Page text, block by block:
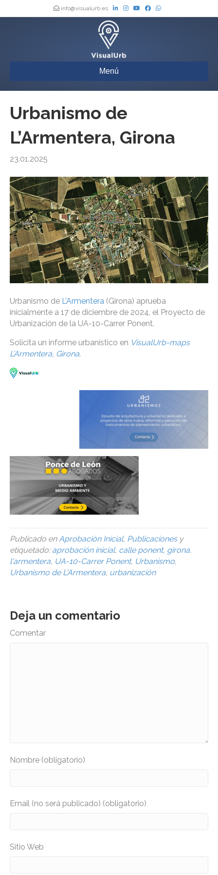
info@visualurb.es
Menú
Urbanismo de
L’Armentera, Girona
23.01.2025
Urbanismo de L’Armentera (Girona) aprueba
inicialmente a 17 de diciembre de 2024, el Proyecto de
Urbanización de la UA-10-Carrer Ponent.
Solicita un informe urbanístico en VisualUrb-maps
L’Armentera, Girona.
Publicado enAprobación Inicial, Publicacionesy
etiquetado: aprobación inicial, calle ponent, girona,
l'armentera, UA-10-Carrer Ponent, Urbanismo,
Urbanismo de L'Armentera, urbanización
Deja un comentario
Comentar
Nombre (obligatorio)
Email (no será publicado) (obligatorio)
Sitio Web